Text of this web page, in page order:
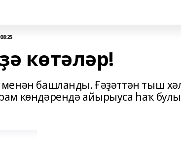
көтәләр!
башланды. Ғәҙәттән тыш
көндәрендә айырыуса һаҡ